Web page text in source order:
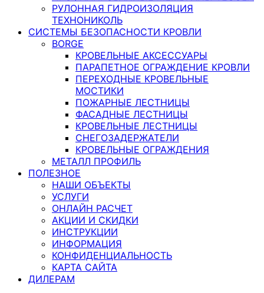
РУЛОННАЯ ГИДРОИЗОЛЯЦИЯ
ТЕХНОНИКОЛЬ
СИСТЕМЫ БЕЗОПАСНОСТИ КРОВЛИ
BORGE
КРОВЕЛЬНЫЕ АКСЕССУАРЫ
ПАРАПЕТНОЕ ОГРАЖДЕНИЕ КРОВЛИ
ПЕРЕХОДНЫЕ КРОВЕЛЬНЫЕ
МОСТИКИ
ПОЖАРНЫЕ ЛЕСТНИЦЫ
ФАСАДНЫЕ ЛЕСТНИЦЫ
КРОВЕЛЬНЫЕ ЛЕСТНИЦЫ
СНЕГОЗАДЕРЖАТЕЛИ
КРОВЕЛЬНЫЕ ОГРАЖДЕНИЯ
МЕТАЛЛ ПРОФИЛЬ
ПОЛЕЗНОЕ
НАШИ ОБЪЕКТЫ
УСЛУГИ
ОНЛАЙН РАСЧЕТ
АКЦИИ И СКИДКИ
ИНСТРУКЦИИ
ИНФОРМАЦИЯ
КОНФИДЕНЦИАЛЬНОСТЬ
КАРТА САЙТА
ДИЛЕРАМ